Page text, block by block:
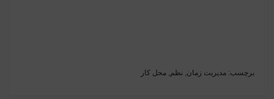
برچسب: مدیریت زمان, نظم, محل کار